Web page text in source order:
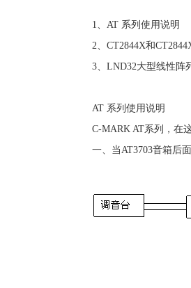
1、AT 系列使用说明
2、CT2844X和
3、LND32大型线性阵
AT 系列使用说明
C-MARK AT系列，在
一、当AT3703音箱后